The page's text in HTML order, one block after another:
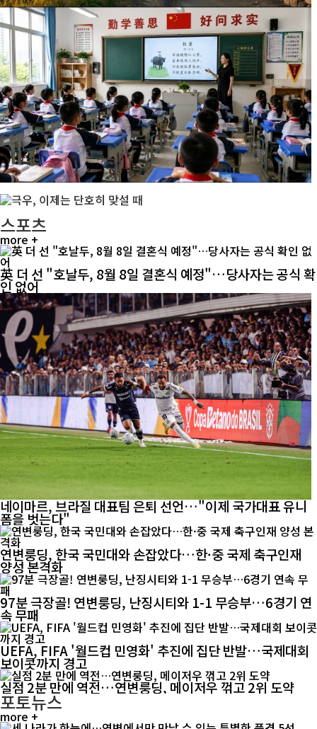
스포츠
more +
英 더 선 "호날두, 8월 8일 결혼식 예정"…당사자는 공식 확
인 없어
네이마르, 브라질 대표팀 은퇴 선언…"이제 국가대표 유니
폼을 벗는다"
연변룽딩, 한국 국민대와 손잡았다…한·중 국제 축구인재
양성 본격화
97분 극장골! 연변룽딩, 난징시티와 1-1 무승부…6경기 연
속 무패
UEFA, FIFA '월드컵 민영화' 추진에 집단 반발…국제대회
보이콧까지 경고
실점 2분 만에 역전…연변룽딩, 메이저우 꺾고 2위 도약
포토뉴스
more +